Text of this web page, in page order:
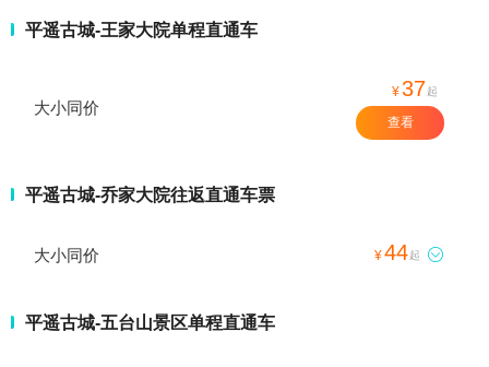
平遥古城-王家大院单程直通车
大小同价
¥37起
查看
平遥古城-乔家大院往返直通车票
大小同价 ¥44起 
平遥古城-五台山景区单程直通车